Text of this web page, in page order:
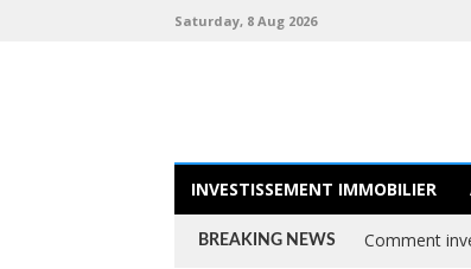
Saturday, 8 Aug 2026
INVESTISSEMENT IMMOBILIER
BREAKING NEWS Comment